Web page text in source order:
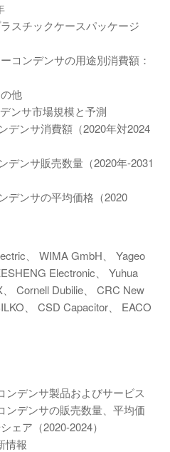
スチックケースパッケージ
コンデンサの用途別消費額：
他
ンサ市場規模と予測
デンサ消費額（2020年対2024
デンサ販売数量（2020年-2031
デンサの平均価格（2020
、 WIMA GmbH、 Yageo
Electronic、 Yuhua
Cornell Dubilie、 CRC New
、 CSD Capacitor、 EACO
ンデンサ製品およびサービス
ンデンサの販売数量、平均価
ェア（2020-2024）
情報